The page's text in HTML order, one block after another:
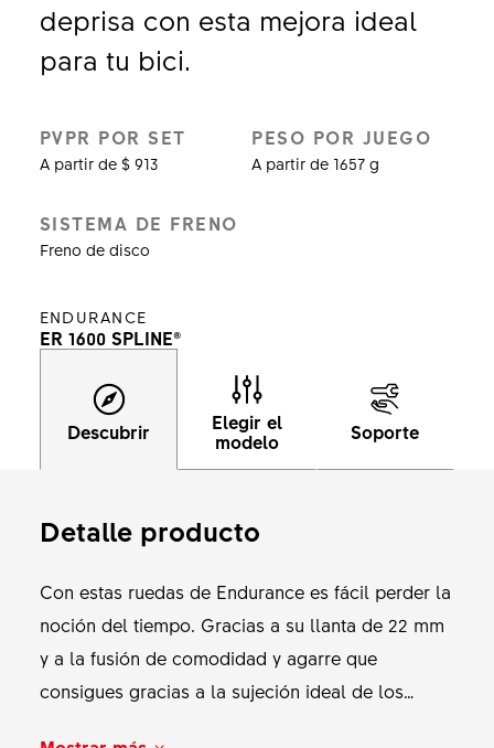
deprisa con esta mejora ideal
para tu bici.
PVPR POR SET
A partir de $ 913
PESO POR JUEGO
A partir de 1657 g
SISTEMA DE FRENO
Freno de disco
ENDURANCE
ER 1600 SPLINE®
Descubrir
Elegir el
modelo
Soporte
Detalle producto
Con estas ruedas de Endurance es fácil perder la
noción del tiempo. Gracias a su llanta de 22 mm
y a la fusión de comodidad y agarre que
consigues gracias a la sujeción ideal de los